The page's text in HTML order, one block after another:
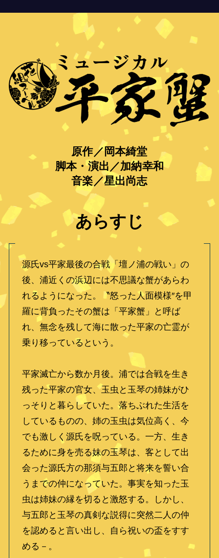
原作／岡本綺堂
脚本・演出／加納幸和
音楽／星出尚志
あらすじ
源氏vs平家最後の合戦「壇ノ浦の戦い」の
後、浦近くの浜辺には不思議な蟹があらわ
れるようになった。〝怒った人面模様″を甲
羅に背負ったその蟹は「平家蟹」と呼ば
れ、無念を残して海に散った平家の亡霊が
乗り移っているという。
平家滅亡から数か月後。浦では合戦を生き
残った平家の官女、玉虫と玉琴の姉妹がひ
っそりと暮らしていた。落ちぶれた生活を
しているものの、姉の玉虫は気位高く、今
でも激しく源氏を呪っている。一方、生き
るために身を売る妹の玉琴は、客として出
会った源氏方の那須与五郎と将来を誓い合
うまでの仲になっていた。事実を知った玉
虫は姉妹の縁を切ると激怒する。しかし、
与五郎と玉琴の真剣な説得に突然二人の仲
を認めると言い出し、自ら祝いの盃をすす
める－。